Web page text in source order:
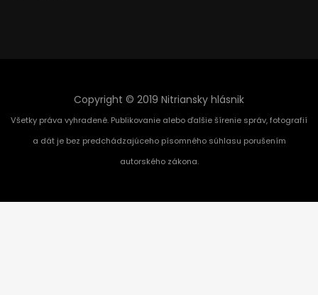
Copyright © 2019 Nitriansky hlásnik
Všetky práva vyhradené. Publikovanie alebo ďalšie šírenie správ, fotografií
a dát je bez predchádzajúceho písomného súhlasu porušením
autorského zákona.